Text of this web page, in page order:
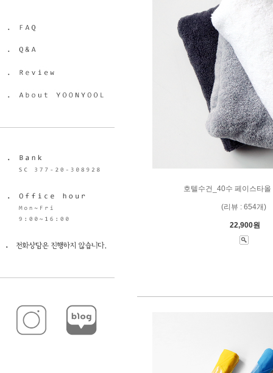
호텔수건_40수 페이스타
(리뷰 : 654개)
22,900원